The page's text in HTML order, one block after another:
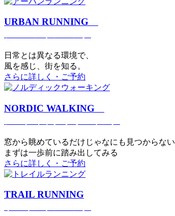
URBAN RUNNING
日常とは異なる環境で、
風を感じ、街を知る。
さらに詳しく・ご予約
NORDIC WALKING
窓から眺めているだけじゃなにも見つからない
まずは一歩前に踏み出してみる
さらに詳しく・ご予約
TRAIL RUNNING